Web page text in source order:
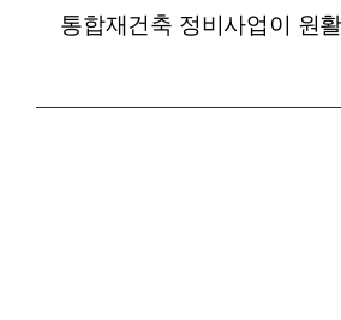
통합재건축 정비사업이 원